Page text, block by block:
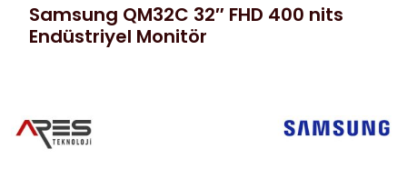
Samsung QM32C 32″ FHD 400 nits
Endüstriyel Monitör